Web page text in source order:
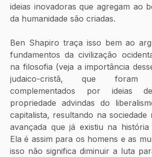
ideias inovadoras que agregam ao
da humanidade são criadas.
Ben Shapiro traça isso bem ao
fundamentos da civilização
na filosofia (veja a importância
judaico-cristã, que foram
complementados por ideias
propriedade advindas do
capitalista, resultando na sociedade
avançada que já existiu na história
Ela é assim para os homens e as
isso não significa diminuir a luta